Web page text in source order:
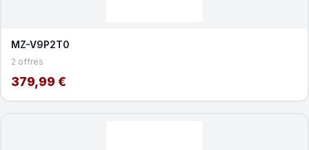
MZ-V9P2T0
2 offres
379,99 €